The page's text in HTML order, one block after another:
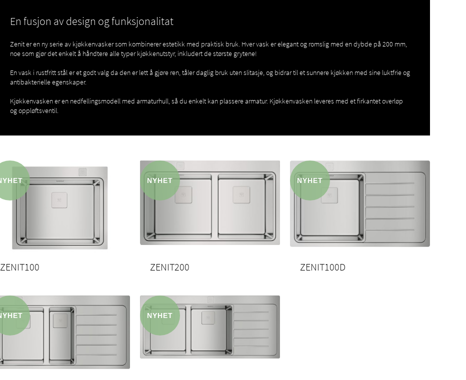
En fusjon av design og funksjonalitat
Zenit er en ny serie av kjøkkenvasker som kombinerer estetikk med praktisk bruk. Hver vask er elegant og romslig med en dybde på 200 mm,
noe som gjør det enkelt å håndtere alle typer kjøkkenutstyr, inkludert de største grytene!
En vask i rustfritt stål er et godt valg da den er lett å gjøre ren, tåler daglig bruk uten slitasje, og bidrar til et sunnere kjøkken med sine luktfrie og
antibakterielle egenskaper.
Kjøkkenvasken er en nedfellingsmodell med armaturhull, så du enkelt kan plassere armatur. Kjøkkenvasken leveres med et firkantet overløp
og oppløftsventil.
ZENIT100 ZENIT200 ZENIT100D